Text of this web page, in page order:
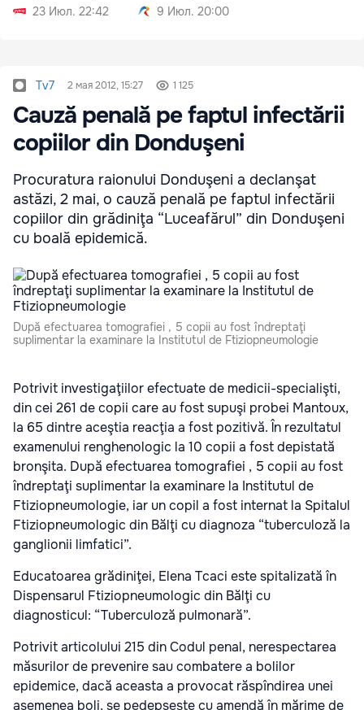
23 Июл. 22:42
9 Июл. 20:00
Tv7 2 мая 2012, 15:27 1 125
Cauză penală pe faptul infectării
copiilor din Donduşeni
Procuratura raionului Donduşeni a declanşat
astăzi, 2 mai, o cauză penală pe faptul infectării
copiilor din grădiniţa “Luceafărul” din Donduşeni
cu boală epidemică.
După efectuarea tomografiei , 5 copii au fost îndreptaţi
suplimentar la examinare la Institutul de Ftiziopneumologie
Potrivit investigaţiilor efectuate de medicii-specialişti,
din cei 261 de copii care au fost supuşi probei Mantoux,
la 65 dintre aceştia reacţia a fost pozitivă. În rezultatul
examenului renghenologic la 10 copii a fost depistată
bronşita. După efectuarea tomografiei , 5 copii au fost
îndreptaţi suplimentar la examinare la Institutul de
Ftiziopneumologie, iar un copil a fost internat la Spitalul
Ftiziopneumologic din Bălţi cu diagnoza “tuberculoză la
ganglionii limfatici”.
Educatoarea grădiniţei, Elena Tcaci este spitalizată în
Dispensarul Ftiziopneumologic din Bălţi cu
diagnosticul: “Tuberculoză pulmonară”.
Potrivit articolului 215 din Codul penal, nerespectarea
măsurilor de prevenire sau combatere a bolilor
epidemice, dacă aceasta a provocat răspîndirea unei
asemenea boli, se pedepseşte cu amendă în mărime de